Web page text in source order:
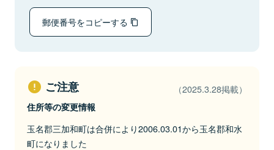
郵便番号をコピーする
ご注意 （2025.3.28掲載）
住所等の変更情報
玉名郡三加和町は合併により2006.03.01から玉名郡和水
町になりました